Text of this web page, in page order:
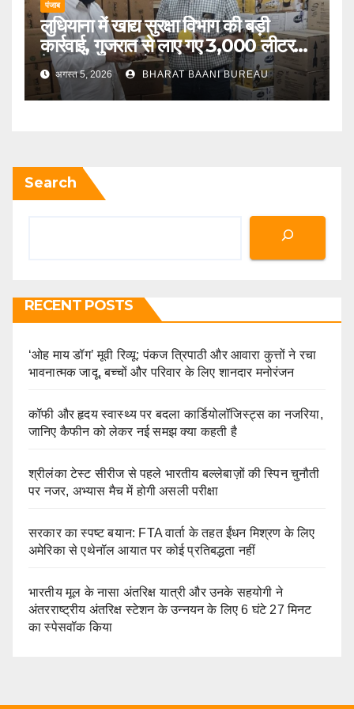
पंजाब
लुधियाना में खाद्य सुरक्षा विभाग की बड़ी
कार्रवाई, गुजरात से लाए गए 3,000 लीटर
देसी गाय के घी को किया जब्त
अगस्त 5, 2026 BHARAT BAANI BUREAU
Search
RECENT POSTS
‘ओह माय डॉग’ मूवी रिव्यू: पंकज त्रिपाठी और आवारा कुत्तों ने रचा
भावनात्मक जादू, बच्चों और परिवार के लिए शानदार मनोरंजन
कॉफी और हृदय स्वास्थ्य पर बदला कार्डियोलॉजिस्ट्स का नजरिया,
जानिए कैफीन को लेकर नई समझ क्या कहती है
श्रीलंका टेस्ट सीरीज से पहले भारतीय बल्लेबाज़ों की स्पिन चुनौती
पर नजर, अभ्यास मैच में होगी असली परीक्षा
सरकार का स्पष्ट बयान: FTA वार्ता के तहत ईंधन मिश्रण के लिए
अमेरिका से एथेनॉल आयात पर कोई प्रतिबद्धता नहीं
भारतीय मूल के नासा अंतरिक्ष यात्री और उनके सहयोगी ने
अंतरराष्ट्रीय अंतरिक्ष स्टेशन के उन्नयन के लिए 6 घंटे 27 मिनट
का स्पेसवॉक किया